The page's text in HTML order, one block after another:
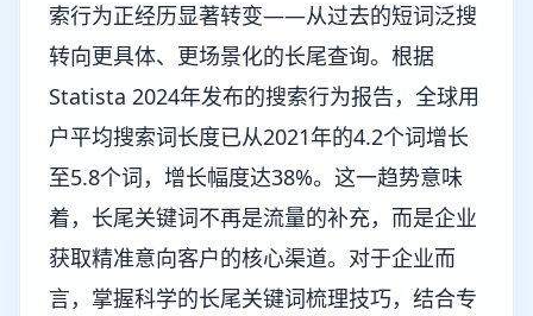
索行为正经历显著转变——从过去的短词泛搜
转向更具体、更场景化的长尾查询。根据
Statista 2024年发布的搜索行为报告，全球用
户平均搜索词长度已从2021年的4.2个词增长
至5.8个词，增长幅度达38%。这一趋势意味
着，长尾关键词不再是流量的补充，而是企业
获取精准意向客户的核心渠道。对于企业而
言，掌握科学的长尾关键词梳理技巧，结合专